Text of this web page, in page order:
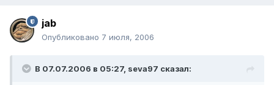
jab
Опубликовано 7 июля, 2006
В 07.07.2006 в 05:27, seva97 сказал: